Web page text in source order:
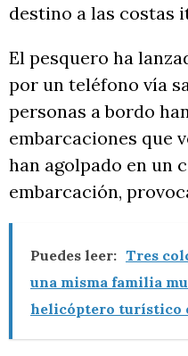
destino a las costas
El pesquero ha
por un teléfono vía
personas a bordo
embarcaciones que
han agolpado en un
embarcación,
Puedes leer: Tres
una misma familia
helicóptero turístico